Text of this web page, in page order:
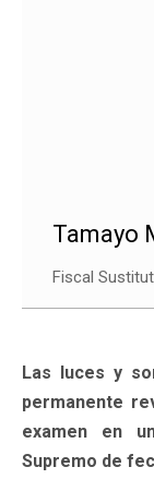
Tamayo
Fiscal
Las luces y
permanente
examen en
Supremo de